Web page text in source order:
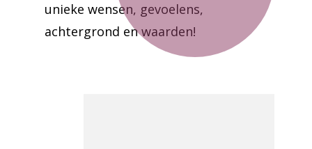
unieke wensen, gevoelens,
achtergrond en waarden!